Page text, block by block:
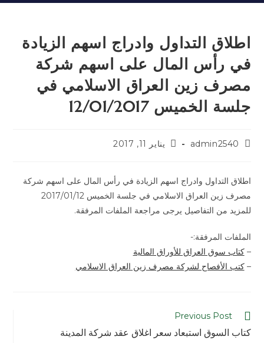
اطلاق التداول وادراج اسهم الزيادة
في رأس المال على اسهم شركة
مصرف زين العراق الاسلامي في
جلسة الخميس 12/01/2017
admin2540 يناير 11, 2017
اطلاق التداول وادراج اسهم الزيادة في رأس المال على اسهم شركة
مصرف زين العراق الاسلامي في جلسة الخميس 2017/01/12
للمزيد من التفاصيل يرجى مراجعة الملفات المرفقة.
الملفات المرفقة:-
–كتاب سوق العراق للأوراق المالية
–كتب الأفصاح لشركة مصرف زين العراق الاسلامي
Previous Post
كتاب السوق استبعاد سعر اغلاق عقد شركة المدينة